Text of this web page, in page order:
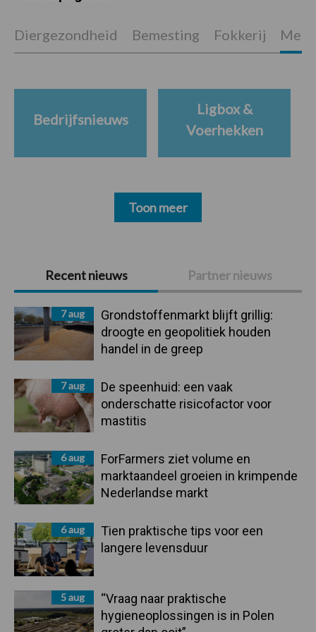
Primaire
Sidebar
Recent nieuws Partner nieuws
7 aug
Grondstoffenmarkt blijft grillig:
droogte en geopolitiek houden
handel in de greep
7 aug
De speenhuid: een vaak
onderschatte risicofactor voor
mastitis
6 aug
ForFarmers ziet volume en
marktaandeel groeien in krimpende
Nederlandse markt
6 aug
Tien praktische tips voor een
langere levensduur
5 aug
“Vraag naar praktische
hygieneoplossingen is in Polen
Diergezondheid Bemesting Fokkerij
Bedrijfsnieuws
Ligbox &
Voerhekken
Toon meer